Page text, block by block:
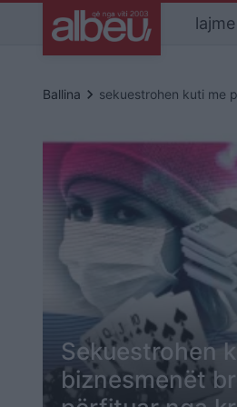
lajme
Ballina keyboard_arrow_right sekuestrohen kuti me
Sekuestrohen
biznesmenët